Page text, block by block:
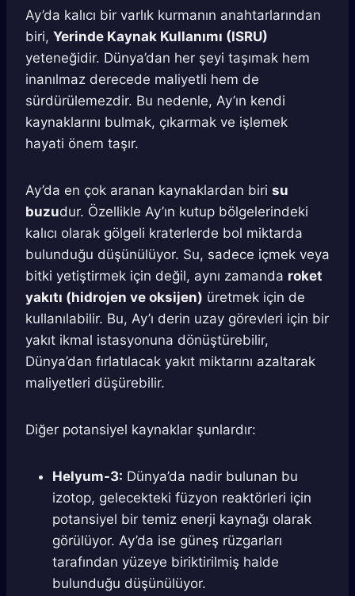
Ay’da kalıcı bir varlık kurmanın anahtarlarından
biri, Yerinde Kaynak Kullanımı (ISRU)
yeteneğidir. Dünya’dan her şeyi taşımak hem
inanılmaz derecede maliyetli hem de
sürdürülemezdir. Bu nedenle, Ay’ın kendi
kaynaklarını bulmak, çıkarmak ve işlemek
hayati önem taşır.
Ay’da en çok aranan kaynaklardan biri su
buzudur. Özellikle Ay’ın kutup bölgelerindeki
kalıcı olarak gölgeli kraterlerde bol miktarda
bulunduğu düşünülüyor. Su, sadece içmek veya
bitki yetiştirmek için değil, aynı zamanda roket
yakıtı (hidrojen ve oksijen) üretmek için de
kullanılabilir. Bu, Ay’ı derin uzay görevleri için bir
yakıt ikmal istasyonuna dönüştürebilir,
Dünya’dan fırlatılacak yakıt miktarını azaltarak
maliyetleri düşürebilir.
Diğer potansiyel kaynaklar şunlardır:
Helyum-3: Dünya’da nadir bulunan bu
izotop, gelecekteki füzyon reaktörleri için
potansiyel bir temiz enerji kaynağı olarak
görülüyor. Ay’da ise güneş rüzgarları
tarafından yüzeye biriktirilmiş halde
bulunduğu düşünülüyor.